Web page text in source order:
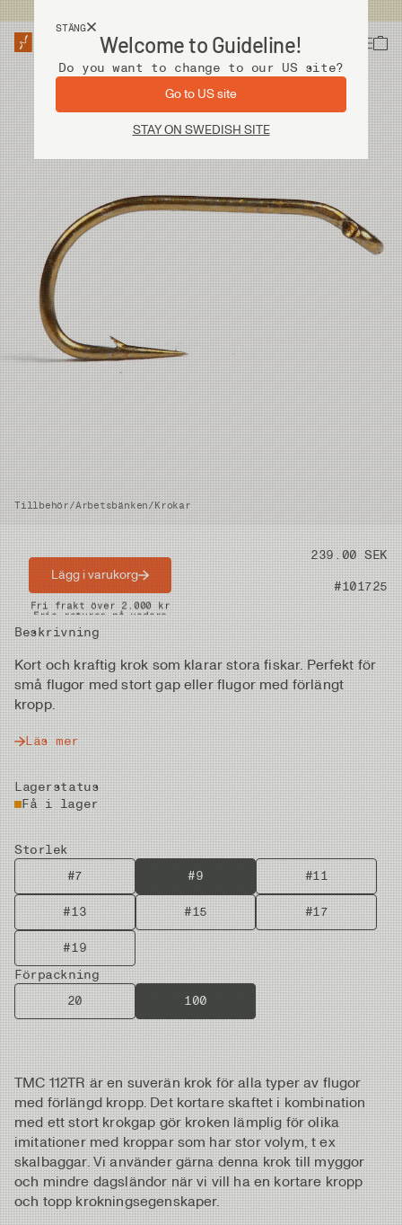
STÄNG
Welcome to Guideline!
Do you want to change to our US site?
Go to US site
STAY ON SWEDISH SITE
Tillbehör/Arbetsbänken/Krokar
Pris 239.00 SEK
Artikelnummer #101725
Beskrivning
Kort och kraftig krok som klarar stora fiskar. Perfekt för
små flugor med stort gap eller flugor med förlängt
kropp.
Läs mer
Lagerstatus
Få i lager
Storlek
#7
#9 #11
#13 #15 #17
#19
Förpackning
20
100
Lägg i varukorg
Snabba leveranser
Fri frakt över 2.000 kr
Fria returer på vadare
TMC 112TR är en suverän krok för alla typer av flugor
med förlängd kropp. Det kortare skaftet i kombination
med ett stort krokgap gör kroken lämplig för olika
imitationer med kroppar som har stor volym, t ex
skalbaggar. Vi använder gärna denna krok till myggor
och mindre dagsländor när vi vill ha en kortare kropp
och topp krokningsegenskaper.